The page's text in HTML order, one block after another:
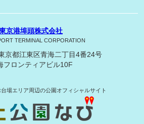
京港埠頭株式会社
TERMINAL CORPORATION
都江東区青海二丁目4番24号
フロンティアビル10F
台場エリア周辺の公園オフィシャルサイト